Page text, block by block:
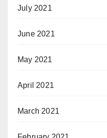
July 2021
June 2021
May 2021
April 2021
March 2021